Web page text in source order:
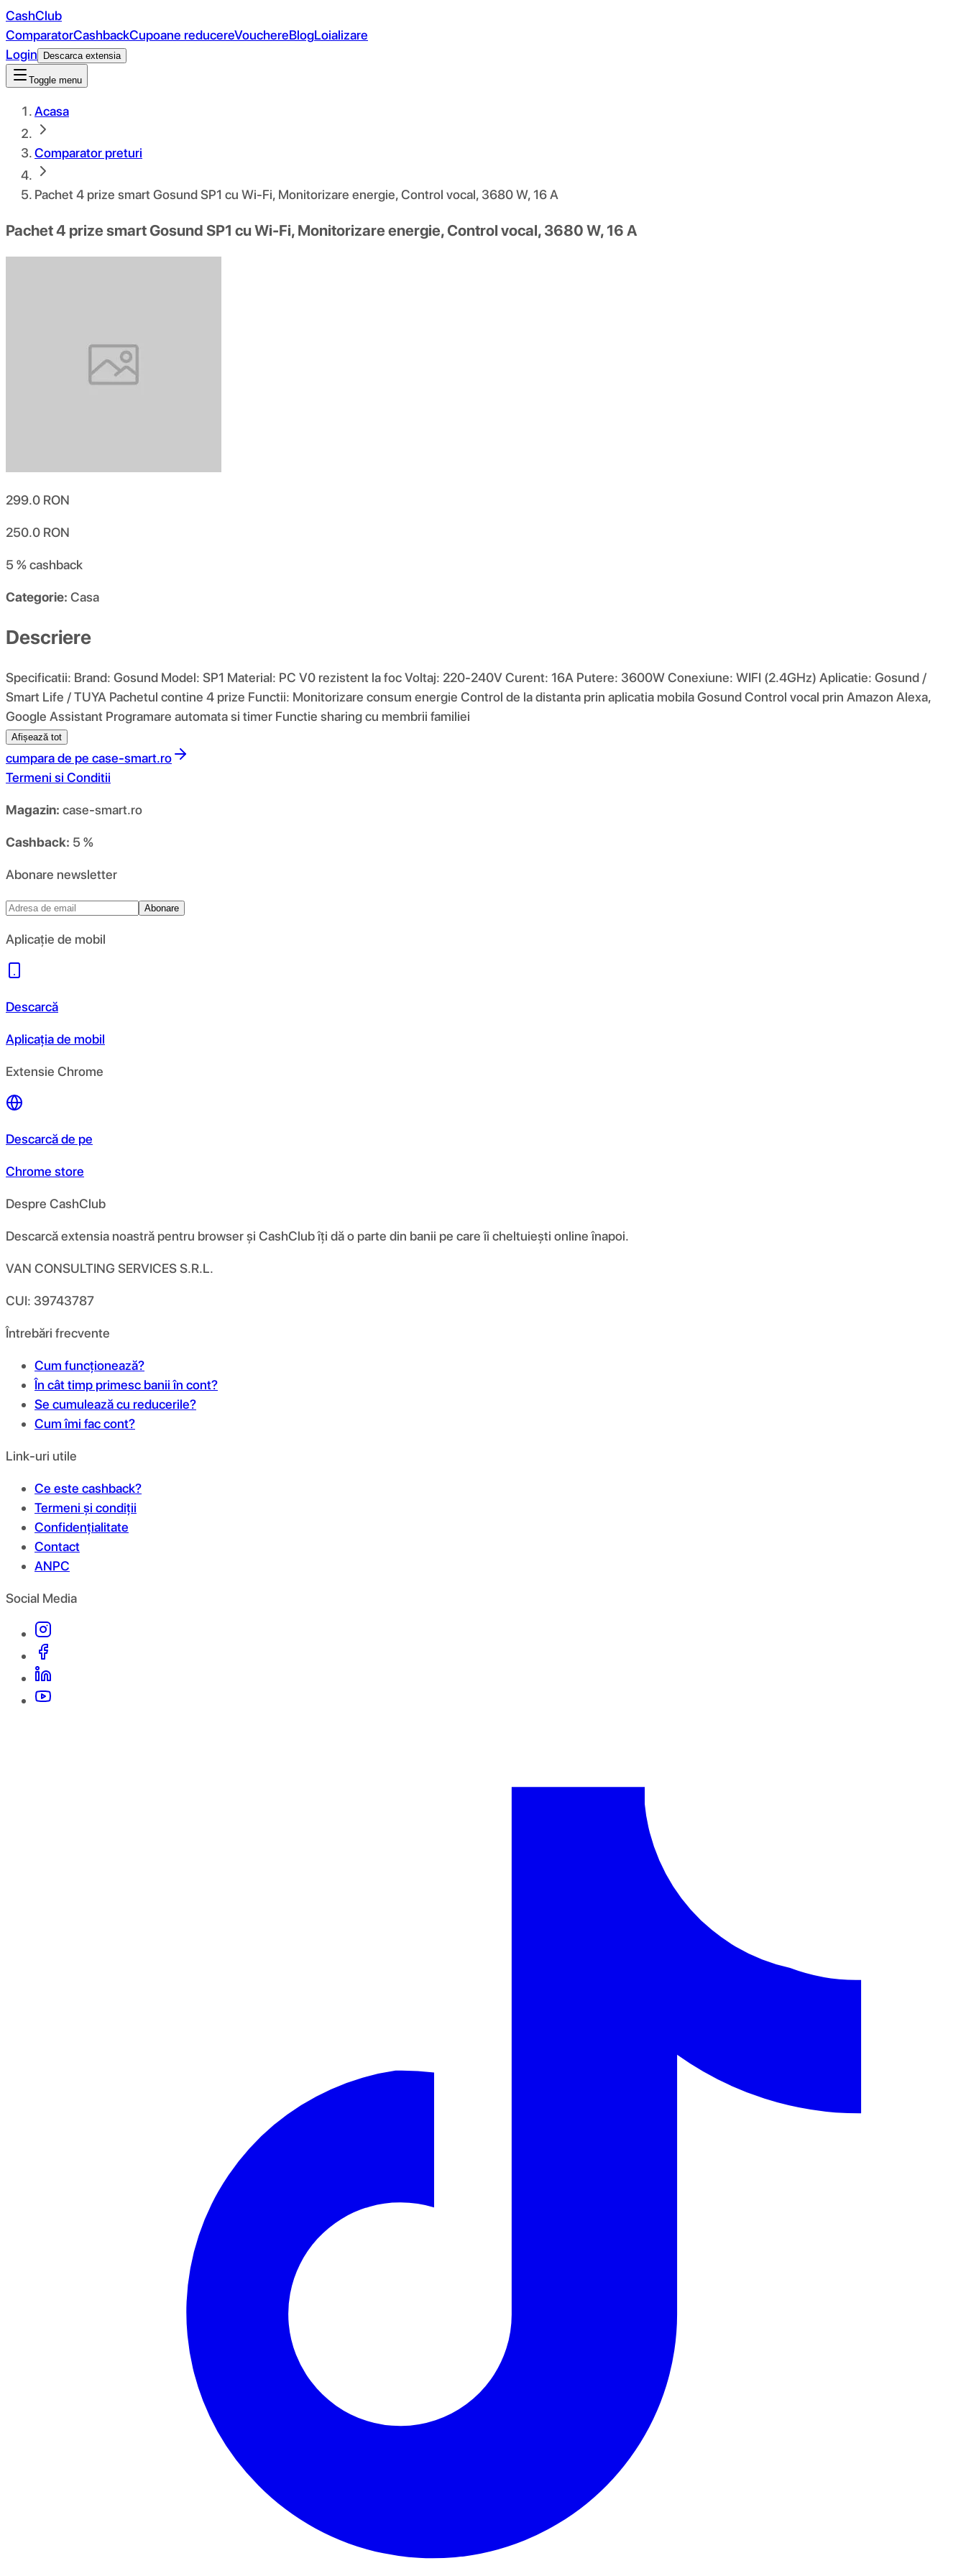
CashClub
ComparatorCashbackCupoane reducereVouchereBlogLoializare
Login
Descarca extensia
Toggle menu
Acasa
Comparator preturi
Pachet 4 prize smart Gosund SP1 cu Wi-Fi, Monitorizare energie, Control vocal, 3680 W, 16 A
Pachet 4 prize smart Gosund SP1 cu Wi-Fi, Monitorizare energie, Control vocal, 3680 W, 16 A
299.0 RON
250.0 RON
5 %cashback
Categorie: Casa
Descriere
Specificatii: Brand: Gosund Model: SP1 Material: PC V0 rezistent la foc Voltaj: 220-240V Curent: 16A Putere: 3600W Conexiune: WIFI (2.4GHz) Aplicatie: Gosund /
Smart Life / TUYA Pachetul contine 4 prize Functii: Monitorizare consum energie Control de la distanta prin aplicatia mobila Gosund Control vocal prin Amazon Alexa,
Google Assistant Programare automata si timer Functie sharing cu membrii familiei
Afișează tot
cumpara de pe case-smart.ro
Termeni si Conditii
Magazin: case-smart.ro
Cashback: 5 %
Abonare newsletter
Abonare
Aplicație de mobil
Descarcă
Aplicația de mobil
Extensie Chrome
Descarcă de pe
Chrome store
Despre CashClub
Descarcă extensia noastră pentru browser și CashClub îți dă o parte din banii pe care îi cheltuiești online înapoi.
VAN CONSULTING SERVICES S.R.L.
CUI: 39743787
Întrebări frecvente
Cum funcționează?
În cât timp primesc banii în cont?
Se cumulează cu reducerile?
Cum îmi fac cont?
Link-uri utile
Ce este cashback?
Termeni și condiții
Confidențialitate
Contact
ANPC
Social Media